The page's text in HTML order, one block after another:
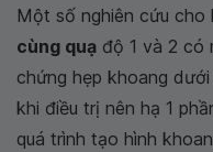
Một số nghiên cứu cho
cùng quạ độ 1 và 2 có
chứng hẹp khoang
khi điều trị nên hạ 1
quá trình tạo hình